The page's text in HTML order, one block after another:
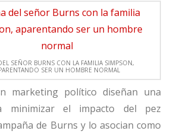
SEÑOR BURNS CON LA FAMILIA SIMPSON,
SER UN HOMBRE NORMAL
marketing político diseñan una
minimizar el impacto del pez
de Burns y lo asocian como